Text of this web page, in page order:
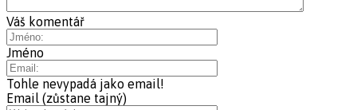
Váš komentář
Jméno
Tohle nevypadá jako email!
Email (zůstane tajný)